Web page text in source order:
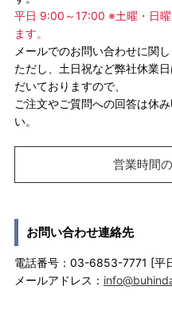
平日 9:00～17:00 ※土曜・日
ます。
メールでのお問い合わせに関
ただし、土日祝など弊社休業
だいておりますので、
ご注文やご質問への回答は休
い。
営業時間
お問い合わせ連絡先
電話番号：03-6853-7771 [平
メールアドレス：